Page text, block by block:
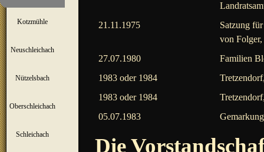
Kotzmühle ▼
Neuschleichach
Nützelsbach ▼
Oberschleichach
Schleichach
21.11.1975
Satzung
von
27.07.1980
Familien
1983 oder 1984
1983 oder 1984
05.07.1983
Die